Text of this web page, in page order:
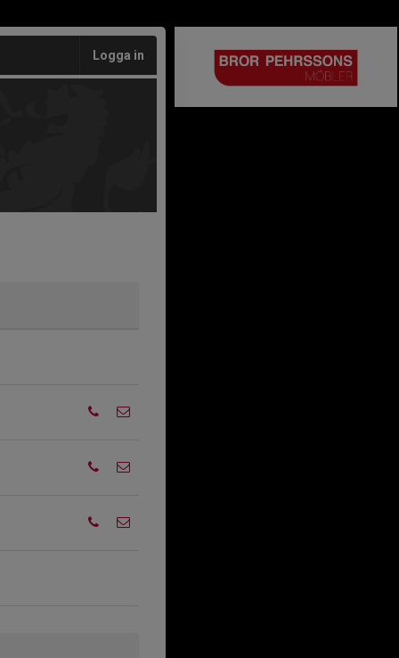
Logga in